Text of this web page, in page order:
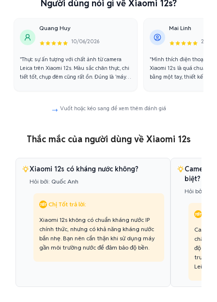
Người dùng nói gì về Xiaomi 12s?
Quang Huy
10/06/2026
"Thực sự ấn tượng với chất ảnh từ camera
Leica trên Xiaomi 12s. Màu sắc chân thực, chi
tiết tốt, chụp đêm cũng rất ổn. Đúng là 'máy
Mai Linh
25/
"Mình thích điện thoại
Xiaomi 12s là quá chuẩn.
bằng một tay, thiết kế lại
Vuốt hoặc kéo sang để xem thêm đánh giá
Thắc mắc của người dùng về Xiaomi 12s
Xiaomi 12s có kháng nước không?
Hỏi bởi: Quốc Anh
Chị Tốt trả lời:
Xiaomi 12s không có chuẩn kháng nước IP
chính thức, nhưng có khả năng kháng nước
bắn nhẹ. Bạn nên cẩn thận khi sử dụng máy
gần môi trường nước để đảm bảo độ bền.
Camera
biệt?
Hỏi bởi:
chất
độ
trưng là
Leica